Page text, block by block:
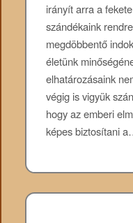
irányít arra a
szándékaink
megdöbbentő
életünk
elhatározásaink
végig is vigyük
hogy az emberi
képes biztosítani